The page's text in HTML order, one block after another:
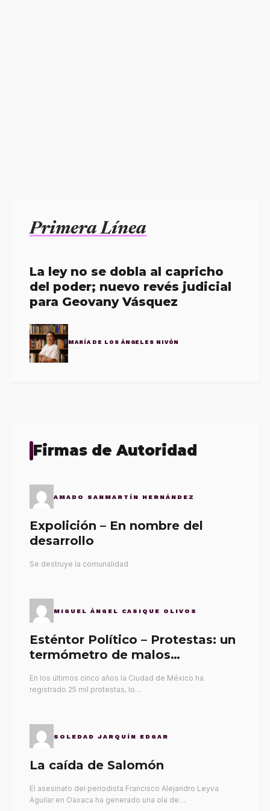
Primera Línea
La ley no se dobla al capricho
del poder; nuevo revés judicial
para Geovany Vásquez
MARÍA DE LOS ÁNGELES NIVÓN
Firmas de Autoridad
AMADO SANMARTÍN HERNÁNDEZ
Expolición – En nombre del
desarrollo
Se destruye la comunalidad
MIGUEL ÁNGEL CASIQUE OLIVOS
Esténtor Político – Protestas: un
termómetro de malos
En los últimos cinco años la Ciudad de México ha
registrado 25 mil protestas, lo…
SOLEDAD JARQUÍN EDGAR
La caída de Salomón
El asesinato del periodista Francisco Alejandro Leyva
Aguilar en Oaxaca ha generado una ola de…